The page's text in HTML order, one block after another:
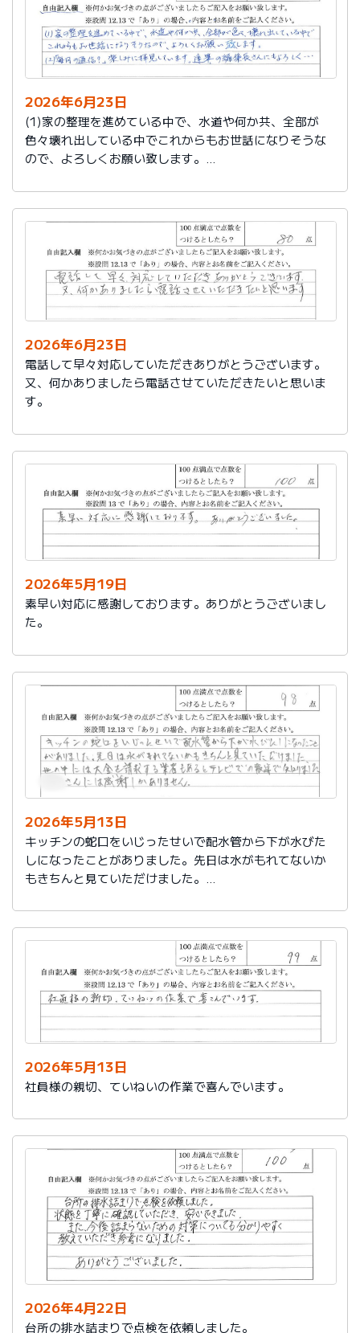
2026年6月23日
(1)家の整理を進めている中で、水道や何か共、全部が
色々壊れ出している中でこれからもお世話になりそうな
ので、よろしくお願い致します。
集長さんにもよろしく…
2026年6月23日
電話して早々対応していただきありがとうございます。
又、何かありましたら電話させていただきたいと思いま
す。
2026年5月19日
素早い対応に感謝しております。ありがとうございまし
た。
2026年5月13日
キッチンの蛇口をいじったせいで配水管から下が水びた
しになったことがありました。先日は水がもれてないか
もきちんと見ていただけました。
で知りました。
社員さんには感謝しかありません。
2026年5月13日
社員様の親切、ていねいの作業で喜んでいます。
2026年4月22日
台所の排水詰まりで点検を依頼しました。